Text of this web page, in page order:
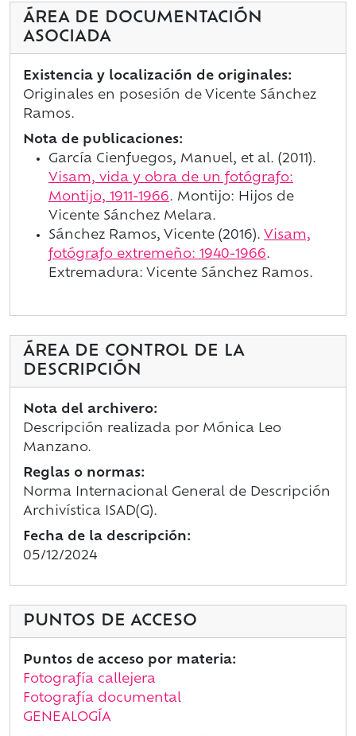
ÁREA DE DOCUMENTACIÓN
ASOCIADA
Existencia y localización de originales:
Originales en posesión de Vicente Sánchez
Ramos.
Nota de publicaciones:
García Cienfuegos, Manuel, et al. (2011).
Visam, vida y obra de un fotógrafo:
Montijo, 1911-1966. Montijo: Hijos de
Vicente Sánchez Melara.
Sánchez Ramos, Vicente (2016). Visam,
fotógrafo extremeño: 1940-1966.
Extremadura: Vicente Sánchez Ramos.
ÁREA DE CONTROL DE LA
DESCRIPCIÓN
Nota del archivero:
Descripción realizada por Mónica Leo
Manzano.
Reglas o normas:
Norma Internacional General de Descripción
Archivística ISAD(G).
Fecha de la descripción:
05/12/2024
PUNTOS DE ACCESO
Puntos de acceso por materia:
Fotografía callejera
Fotografía documental
GENEALOGÍA